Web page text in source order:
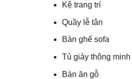
Kệ trang trí
Quầy lễ tân
Bàn ghế sofa
Tủ giày thông minh
Bàn ăn gỗ